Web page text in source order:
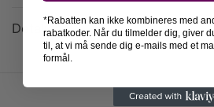
Detaljer*Rabatten kan ikke kombineres med
rabatkoder. Når du tilmelder dig, giver
til, at vi må sende dig e-mails med et
formål.